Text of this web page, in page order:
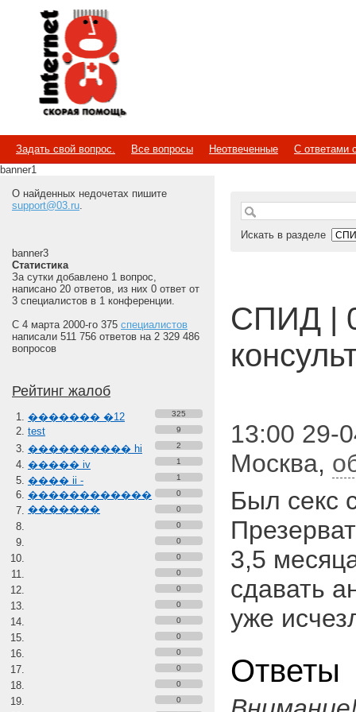
Internet
Скорая помощь
Задать свой вопрос. Все вопросы Неотвеченные
С ответами
banner1
О найденных недочетах пишите
support@03.ru.
banner3
Статистика
За сутки добавлено 1 вопрос,
написано 20 ответов, из них 0 ответ от
3 специалистов в 1 конференции.
С 4 марта 2000-го 375 специалистов
написали 511 756 ответов на 2 329 486
вопросов
Рейтинг жалоб
������� �12 325
test 9
���������� hi 2
����� iv 1
���� ii -
������������
�������
1
0
0
0
0
0
0
0
0
0
0
0
0
0
0
Искать в разделе
СПИД |
13:00 29-
Москва,
Был секс
3,5
сдавать
уже
Ответы